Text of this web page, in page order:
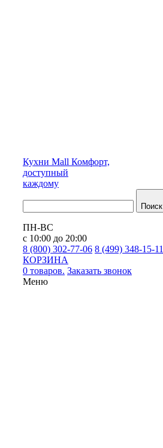
Кухни Mall Комфорт,
доступный
каждому
Поиск
ПН-ВС
с 10:00 до 20:00
8 (800) 302-77-06 8 (499) 348-15-11
КОРЗИНА
0 товаров. Заказать звонок
Меню